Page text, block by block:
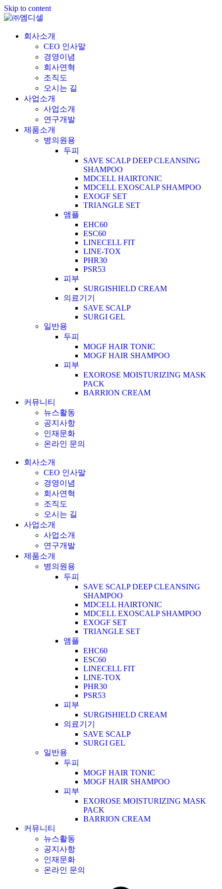
Skip to content
회사소개
CEO 인사말
경영이념
회사연혁
조직도
오시는 길
사업소개
사업소개
연구개발
제품소개
병의원용
두피
SAVE SCALP DEEP CLEANSING
SHAMPOO
MDCELL HAIRTONIC
MDCELL EXOSCALP SHAMPOO
EXOGF SET
TRIANGLE SET
앰플
EHC60
ESC60
LINECELL FIT
LINE-TOX
PHR30
PSR53
피부
SURGISHIELD CREAM
의료기기
SAVE SCALP
SURGI GEL
일반용
두피
MOGF HAIR TONIC
MOGF HAIR SHAMPOO
피부
EXOROSE MOISTURIZING MASK
PACK
BARRION CREAM
커뮤니티
뉴스활동
공지사항
인재문화
온라인 문의
회사소개
CEO 인사말
경영이념
회사연혁
조직도
오시는 길
사업소개
사업소개
연구개발
제품소개
병의원용
두피
SAVE SCALP DEEP CLEANSING
SHAMPOO
MDCELL HAIRTONIC
MDCELL EXOSCALP SHAMPOO
EXOGF SET
TRIANGLE SET
앰플
EHC60
ESC60
LINECELL FIT
LINE-TOX
PHR30
PSR53
피부
SURGISHIELD CREAM
의료기기
SAVE SCALP
SURGI GEL
일반용
두피
MOGF HAIR TONIC
MOGF HAIR SHAMPOO
피부
EXOROSE MOISTURIZING MASK
PACK
BARRION CREAM
커뮤니티
뉴스활동
공지사항
인재문화
온라인 문의